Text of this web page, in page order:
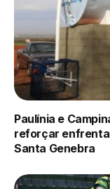
Paulínia e
reforçar
Santa Genebra